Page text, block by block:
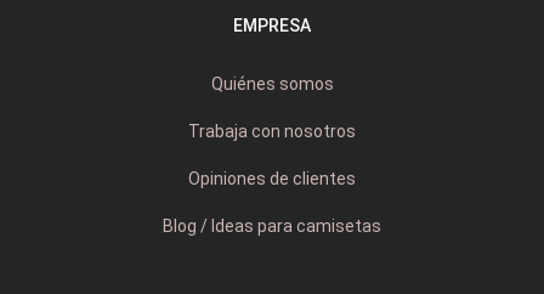
EMPRESA
Quiénes somos
Trabaja con nosotros
Opiniones de clientes
Blog / Ideas para camisetas